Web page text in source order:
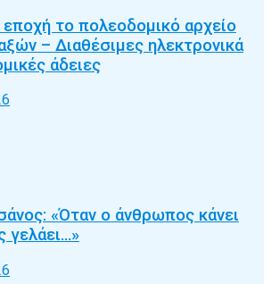
το πολεοδομικό αρχείο
– Διαθέσιμες ηλεκτρονικά
άδειες
«Όταν ο άνθρωπος κάνει
γελάει…»